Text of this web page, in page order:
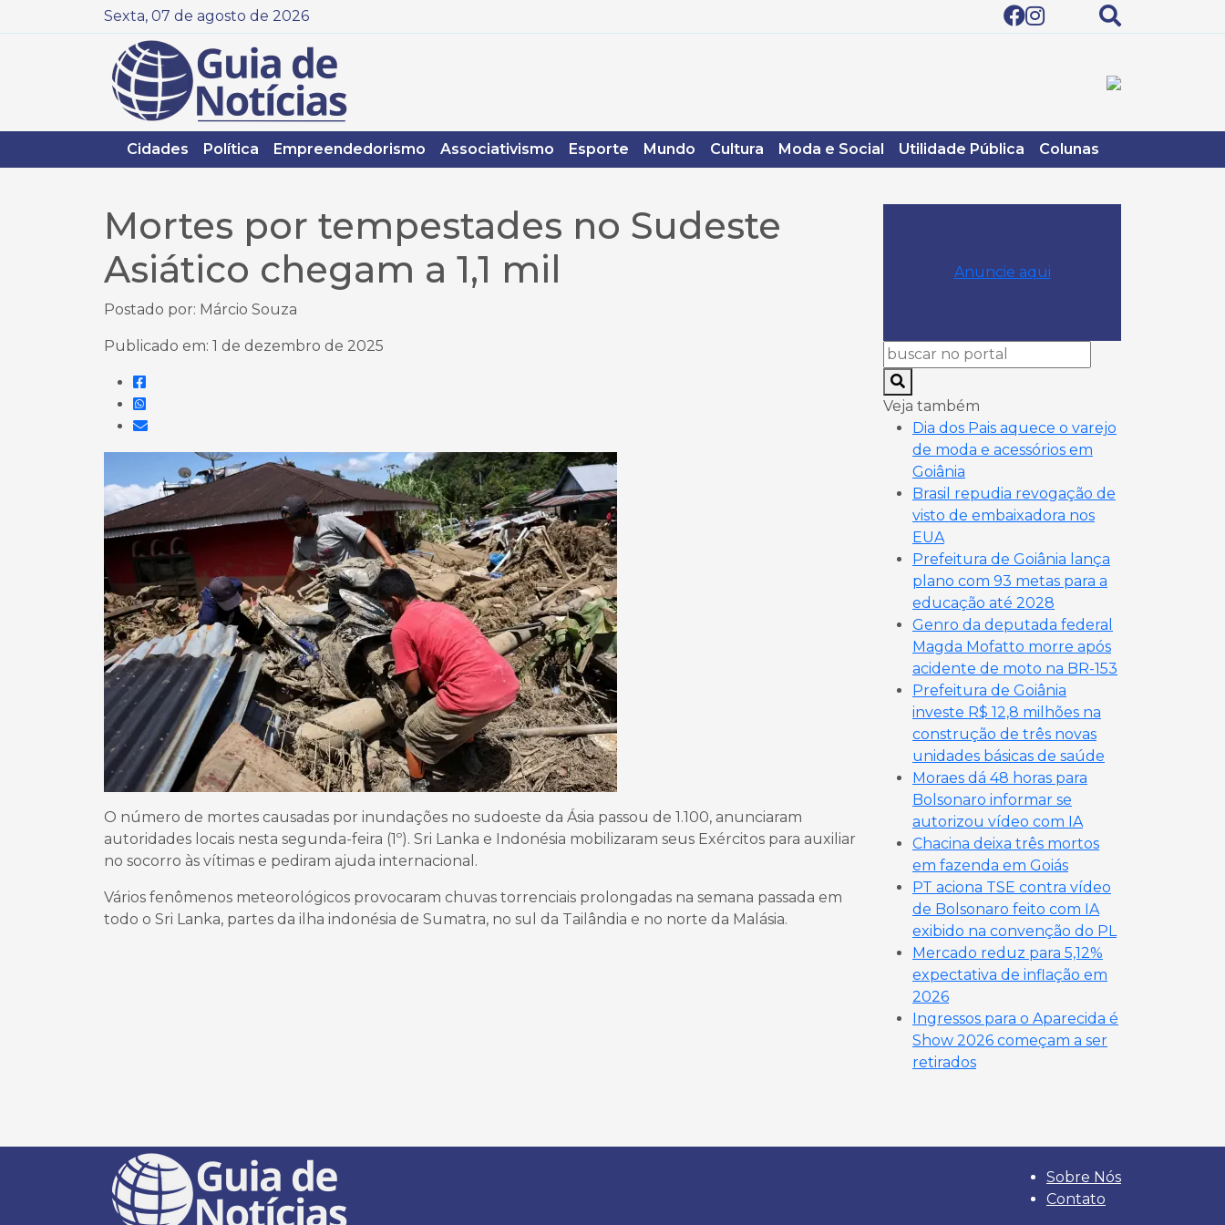
Sexta, 07 de agosto de 2026
Cidades Política Empreendedorismo Associativismo Esporte Mundo Cultura Moda e Social Utilidade Pública Colunas
Mortes por tempestades no Sudeste
Asiático chegam a 1,1 mil
Postado por: Márcio Souza
Publicado em: 1 de dezembro de 2025
O número de mortes causadas por inundações no sudoeste da Ásia passou de 1.100, anunciaram
autoridades locais nesta segunda-feira (1º). Sri Lanka e Indonésia mobilizaram seus Exércitos para auxiliar
no socorro às vítimas e pediram ajuda internacional.
Vários fenômenos meteorológicos provocaram chuvas torrenciais prolongadas na semana passada em
todo o Sri Lanka, partes da ilha indonésia de Sumatra, no sul da Tailândia e no norte da Malásia.
Anuncie aqui
Veja também
Dia dos Pais aquece o varejo
de moda e acessórios em
Goiânia
Brasil repudia revogação de
visto de embaixadora nos
EUA
Prefeitura de Goiânia lança
plano com 93 metas para a
educação até 2028
Genro da deputada federal
Magda Mofatto morre após
acidente de moto na BR-153
Prefeitura de Goiânia
investe R$ 12,8 milhões na
construção de três novas
unidades básicas de saúde
Moraes dá 48 horas para
Bolsonaro informar se
autorizou vídeo com IA
Chacina deixa três mortos
em fazenda em Goiás
PT aciona TSE contra vídeo
de Bolsonaro feito com IA
exibido na convenção do PL
Mercado reduz para 5,12%
expectativa de inflação em
2026
Ingressos para o Aparecida é
Show 2026 começam a ser
retirados
Sobre Nós
Contato